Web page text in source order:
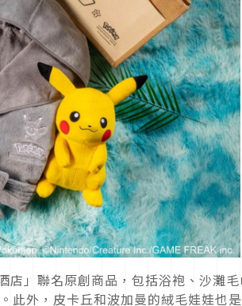
店」聯名原創商品，包括浴袍、沙灘
外，皮卡丘和波加曼的絨毛娃娃也